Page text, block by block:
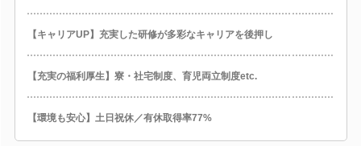
【キャリアUP】充実した研修が多彩なキャリアを後押し
【充実の福利厚生】寮・社宅制度、育児両立制度etc.
【環境も安心】土日祝休／有休取得率77%